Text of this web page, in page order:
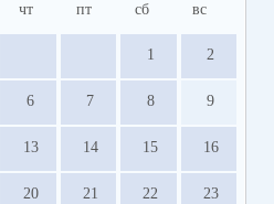
чт пт сб вс
1 2
6 7 8 9
13 14 15 16
20 21 22 23